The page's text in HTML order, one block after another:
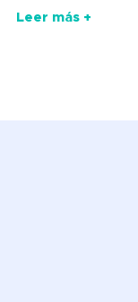
Leer más +